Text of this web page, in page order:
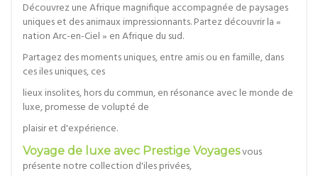
Découvrez une Afrique magnifique accompagnée de paysages
uniques et des animaux impressionnants. Partez découvrir la «
nation Arc-en-Ciel » en Afrique du sud.
Partagez des moments uniques, entre amis ou en famille, dans
ces iles uniques, ces
lieux insolites, hors du commun, en résonance avec le monde de
luxe, promesse de volupté de
plaisir et d'expérience.
Voyage de luxe avec Prestige Voyagesvous
présente notre collection d'iles privées,